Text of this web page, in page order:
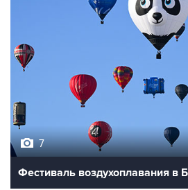
7
Фестиваль воздухоплавания в